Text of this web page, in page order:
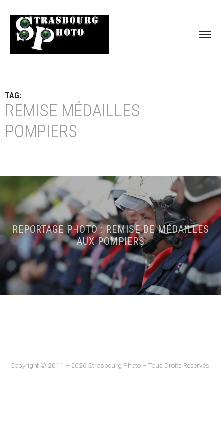
TAG:
REMISE MÉDAILLES
POMPIERS
REPORTAGE PHOTO : REMISE DE MÉDAILLES
AUX POMPIERS
Copyright © 2011 – 2026 Strasbourg Photo – Tous Droits Réservés.